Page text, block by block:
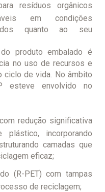
resíduos orgânicos
em condições
quanto ao seu
produto embalado é
no uso de recursos e
ciclo de vida. No âmbito
esteve envolvido no
redução significativa
incorporando
camadas que
eficaz;
(R-PET) com tampas
de reciclagem;